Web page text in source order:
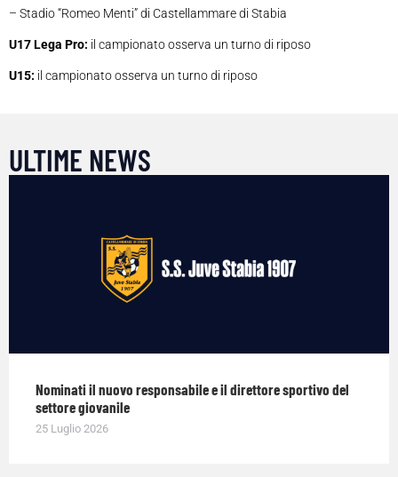
– Stadio “Romeo Menti” di Castellammare di Stabia
U17 Lega Pro: il campionato osserva un turno di riposo
U15: il campionato osserva un turno di riposo
ULTIME NEWS
Nominati il nuovo responsabile e il direttore sportivo del
settore giovanile
25 Luglio 2026